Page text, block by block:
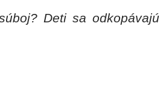
Deti sa odkop